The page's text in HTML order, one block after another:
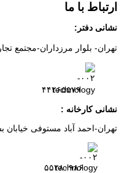
ارتباط با ما
نشانی دفتر:
تهران- بلوار مرزداران-مجتمع
۴۴ ۲۶۵۵۷۹
نشانی کارخانه :
تهران-احمد آباد مستوفی خیابان
۵۵۲۸۰۹۸۶